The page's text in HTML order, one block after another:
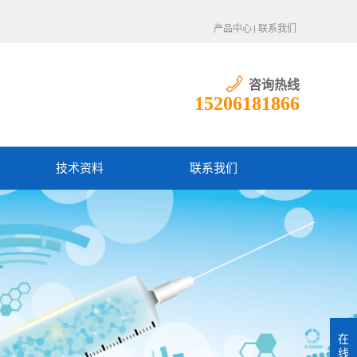
产品中心 联系我们
咨询热线
15206181866
技术资料 联系我们
在
线